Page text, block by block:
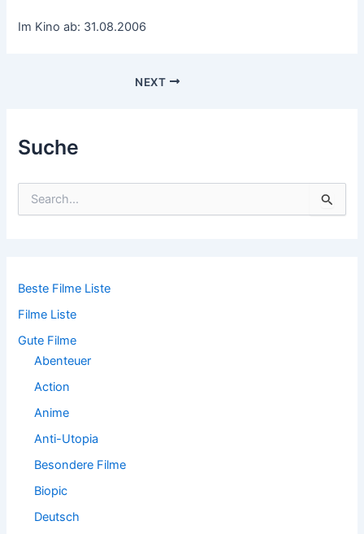
Suche
n
c
h
Beste Filme Liste
Filme Liste
Gute Filme
Abenteuer
Action
Anime
Anti-Utopia
Besondere Filme
Biopic
Deutsch
Im Kino ab: 31.08.2006
NEXT